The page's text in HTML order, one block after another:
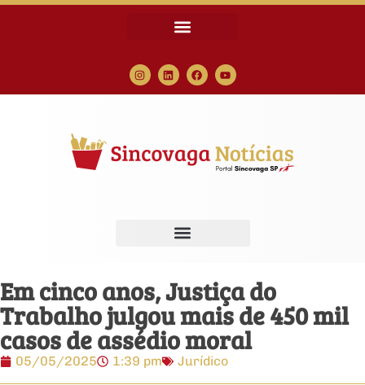
Em cinco anos, Justiça do
Trabalho julgou mais de 450 mil
casos de assédio moral
05/05/2025 1:39 pm Jurídico